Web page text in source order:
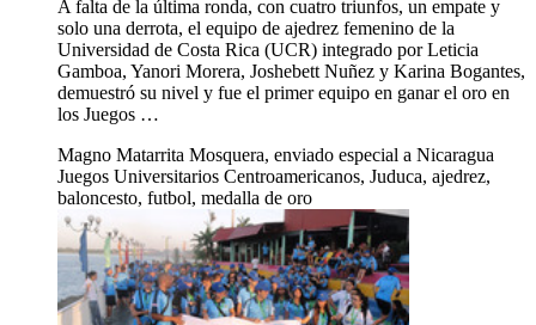
A falta de la última ronda, con cuatro triunfos, un empate y
solo una derrota, el equipo de ajedrez femenino de la
Universidad de Costa Rica (UCR) integrado por Leticia
Gamboa, Yanori Morera, Joshebett Nuñez y Karina Bogantes,
demuestró su nivel y fue el primer equipo en ganar el oro en
los Juegos …
Magno Matarrita Mosquera, enviado especial a Nicaragua
Juegos Universitarios Centroamericanos, Juduca, ajedrez,
baloncesto, futbol, medalla de oro